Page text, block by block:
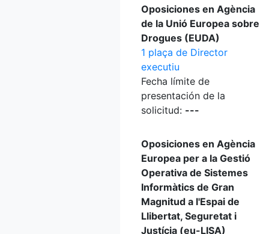
Oposiciones en Agència
de la Unió Europea sobre
Drogues (EUDA)
1 plaça de Director
executiu
Fecha límite de
presentación de la
solicitud: ---
Oposiciones en Agència
Europea per a la Gestió
Operativa de Sistemes
Informàtics de Gran
Magnitud a l'Espai de
Llibertat, Seguretat i
Justícia (eu-LISA)